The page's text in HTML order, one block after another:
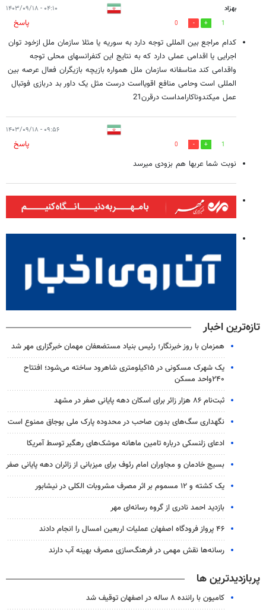
بهزاد ۰۴:۱۰ - ۱۴۰۳/۰۹/۱۸
1
0
پاسخ
کدام مراجع بین المللی توجه دارد به سوریه یا مثلا سازمان ملل ازخود توان
اجرایی یا اقدامی عملی دارد که به نتایج این کنفرانسهای محلی توجه
واقدامی کند متاسفانه سازمان ملل همواره بازیچه بازیگران فعال عرصه بین
المللی است وحامی منافع اقویااست درست مثل یک داور بد دربازی فوتبال
عمل میکندوناکارامداست درقرن21
۰۹:۵۶ - ۱۴۰۳/۰۹/۱۸
1
0
پاسخ
نوبت شما عربها هم بزودی میرسد
تازه‌ترین اخبار
همزمان با روز خبرنگار؛ رئیس بنیاد مستضعفان مهمان خبرگزاری مهر شد
یک شهرک مسکونی در ۱۵کیلومتری شاهرود ساخته می‌شود؛ افتتاح
۲۴۰واحد مسکن
ثبت‌نام ۸۶ هزار زائر برای اسکان دهه پایانی صفر در مشهد
نگهداری سگ‌های بدون صاحب در محدوده پارک ملی بوجاق ممنوع است
ادعای زلنسکی درباره تامین ماهانه موشک‌های رهگیر توسط آمریکا
بسیج خادمان و مجاوران امام رئوف برای میزبانی از زائران دهه پایانی صفر
یک کشته و ۱۲ مسموم بر اثر مصرف مشروبات الکلی در نیشابور
بازدید احمد نادری از گروه رسانه‌ای مهر
۴۶ پرواز فرودگاه اصفهان عملیات اربعین امسال را انجام دادند
رسانه‌ها نقش مهمی در فرهنگ‌سازی مصرف بهینه آب دارند
پربازدیدترین ها
کامیون با راننده ۸ ساله در اصفهان توقیف شد